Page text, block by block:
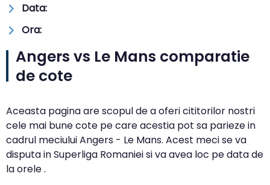
Data:
Ora:
Angers vs Le Mans comparatie
de cote
Aceasta pagina are scopul de a oferi cititorilor nostri
cele mai bune cote pe care acestia pot sa parieze in
cadrul meciului Angers - Le Mans. Acest meci se va
disputa in Superliga Romaniei si va avea loc pe data de
la orele .